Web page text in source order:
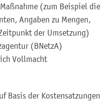
(zum Beispiel die
Angaben zu Mengen,
der Umsetzung)
(BNetzA)
Vollmacht
Basis der Kostensatzungen